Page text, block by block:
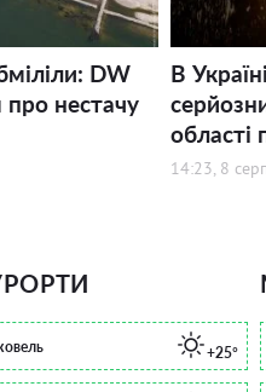
DW
про нестачу
В
області
14:23, 8
+25°